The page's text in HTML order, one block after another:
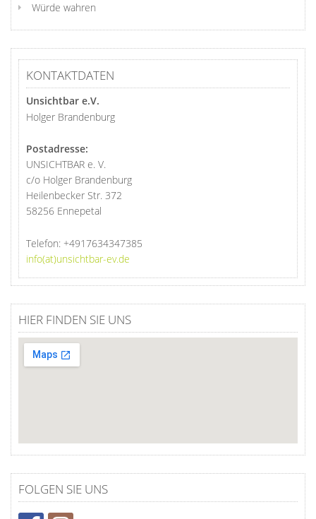
Würde wahren
KONTAKTDATEN
Unsichtbar e.V.
Holger Brandenburg
Postadresse:
UNSICHTBAR e. V.
c/o Holger Brandenburg
Heilenbecker Str. 372
58256 Ennepetal
Telefon: +4917634347385
info(at)unsichtbar-ev.de
HIER FINDEN SIE UNS
FOLGEN SIE UNS